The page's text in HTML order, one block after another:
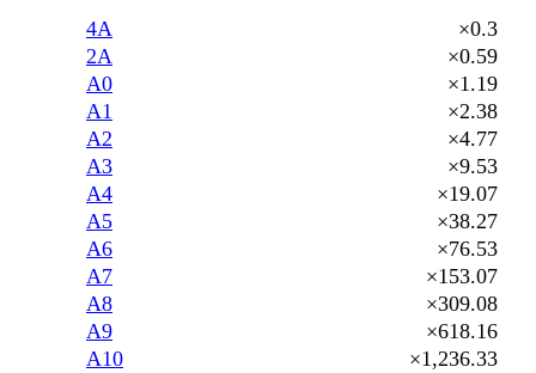
4A
×0.3
2A
×0.59
A0
×1.19
A1
×2.38
A2
×4.77
A3
×9.53
A4
×19.07
A5
×38.27
A6
×76.53
A7
×153.07
A8
×309.08
A9
×618.16
A10
×1,236.33